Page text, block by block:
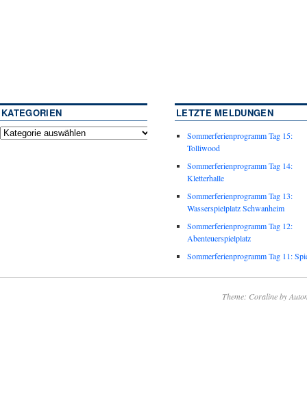
KATEGORIEN LETZTE MELDUNGEN
Sommerferienprogramm Tag 15:
Tolliwood
Sommerferienprogramm Tag 14:
Kletterhalle
Sommerferienprogramm Tag 13:
Wasserspielplatz Schwanheim
Sommerferienprogramm Tag 12:
Abenteuerspielplatz
Sommerferienprogramm Tag 11:
Theme: Coraline by